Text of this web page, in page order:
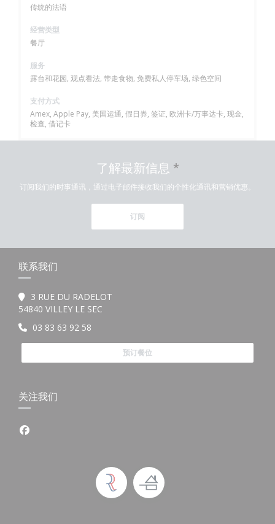
传统的法语
经营类型
餐厅
服务
露台和花园, 观点看法, 带走食物, 免费私人停车场, 绿色空间
支付方式
Amex, Apple Pay, 美国运通, 假日券, 签证, 欧洲卡/万事达卡, 现金,
检查, 借记卡
了解最新信息 *
订阅我们的时事通讯，通过电子邮件接收我们的个性化通讯和营销优惠。
订阅
联系我们
3 RUE DU RADELOT
54840 VILLEY LE SEC
03 83 63 92 58
预订餐位
关注我们
Facebook ((在新窗口中打开))